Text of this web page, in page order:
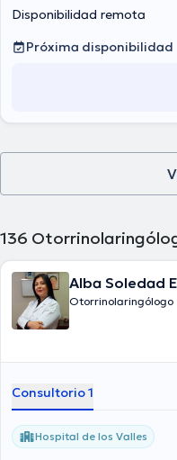
Disponibilidad remota
Próxima disponibilidad
136
Alba Soledad
Otorrinolaringólogo
Consultorio 1
Hospital de los Valles